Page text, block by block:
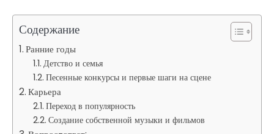
Содержание
Ранние годы
Детство и семья
Песенные конкурсы и первые шаги на сцене
Карьера
Переход в популярность
Создание собственной музыки и фильмов